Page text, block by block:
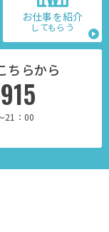
お仕事を紹介
してもらう
ちらから
21：00